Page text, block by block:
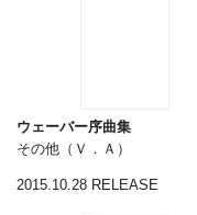
ウェーバー序曲集
その他（Ｖ．Ａ）
2015.10.28 RELEASE